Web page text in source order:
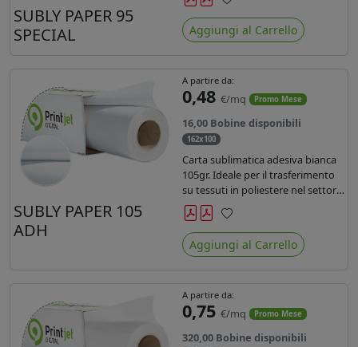
SUBLY PAPER 95
SPECIAL
Preferiti
Aggiungi al Carrello
SUBLY PAPER 105
ADH
A partire da:
0,48 €/mq Promo Mese
16,00 Bobine disponibili
162x100
Carta sublimatica adesiva bianca
105gr. Ideale per il trasferimento
su tessuti in poliestere nel settore
sportwear .
Preferiti
Aggiungi al Carrello
A partire da:
0,75 €/mq Promo Mese
320,00 Bobine disponibili